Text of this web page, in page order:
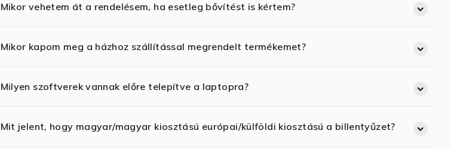
Mikor vehetem át a rendelésem, ha esetleg bővítést is kértem?
Mikor kapom meg a házhoz szállítással megrendelt termékemet?
Milyen szoftverek vannak előre telepítve a laptopra?
Mit jelent, hogy magyar/magyar kiosztású európai/külföldi kiosztású a billentyűzet?